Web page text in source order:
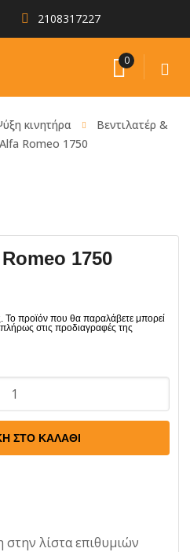
2108317227
0
κινητήρα
Βεντιλατέρ &
Romeo 1750
1750
ΣΤΟ ΚΑΛΆΘΙ
λίστα επιθυμιών